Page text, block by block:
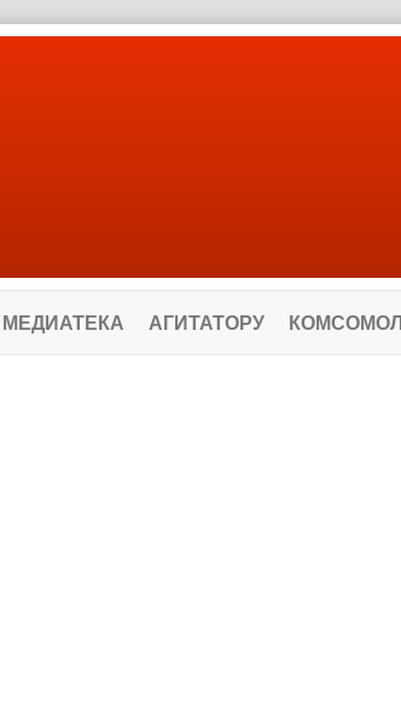
МЕДИАТЕКА АГИТАТОРУ КОМСОМОЛ